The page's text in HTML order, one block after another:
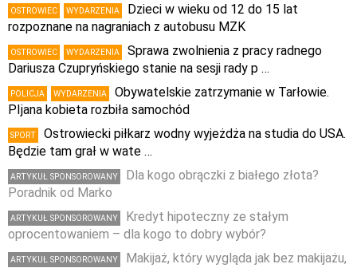
OSTROWIEC WYDARZENIA
Dzieci w wieku od 12 do 15 lat
rozpoznane na nagraniach z autobusu MZK
OSTROWIEC WYDARZENIA
Sprawa zwolnienia z pracy radnego
Dariusza Czupryńskiego stanie na sesji rady p …
POLICJA WYDARZENIA
Obywatelskie zatrzymanie w Tarłowie.
PIjana kobieta rozbiła samochód
SPORT
Ostrowiecki piłkarz wodny wyjeżdża na studia do USA.
Będzie tam grał w wate …
ARTYKUŁ SPONSOROWANY
Dla kogo obrączki z białego złota?
Poradnik od Marko
ARTYKUŁ SPONSOROWANY
Kredyt hipoteczny ze stałym
oprocentowaniem – dla kogo to dobry wybór?
ARTYKUŁ SPONSOROWANY
Makijaż, który wygląda jak bez makijażu,